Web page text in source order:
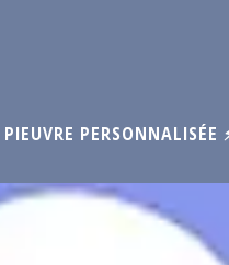
PERSONNALISÉE